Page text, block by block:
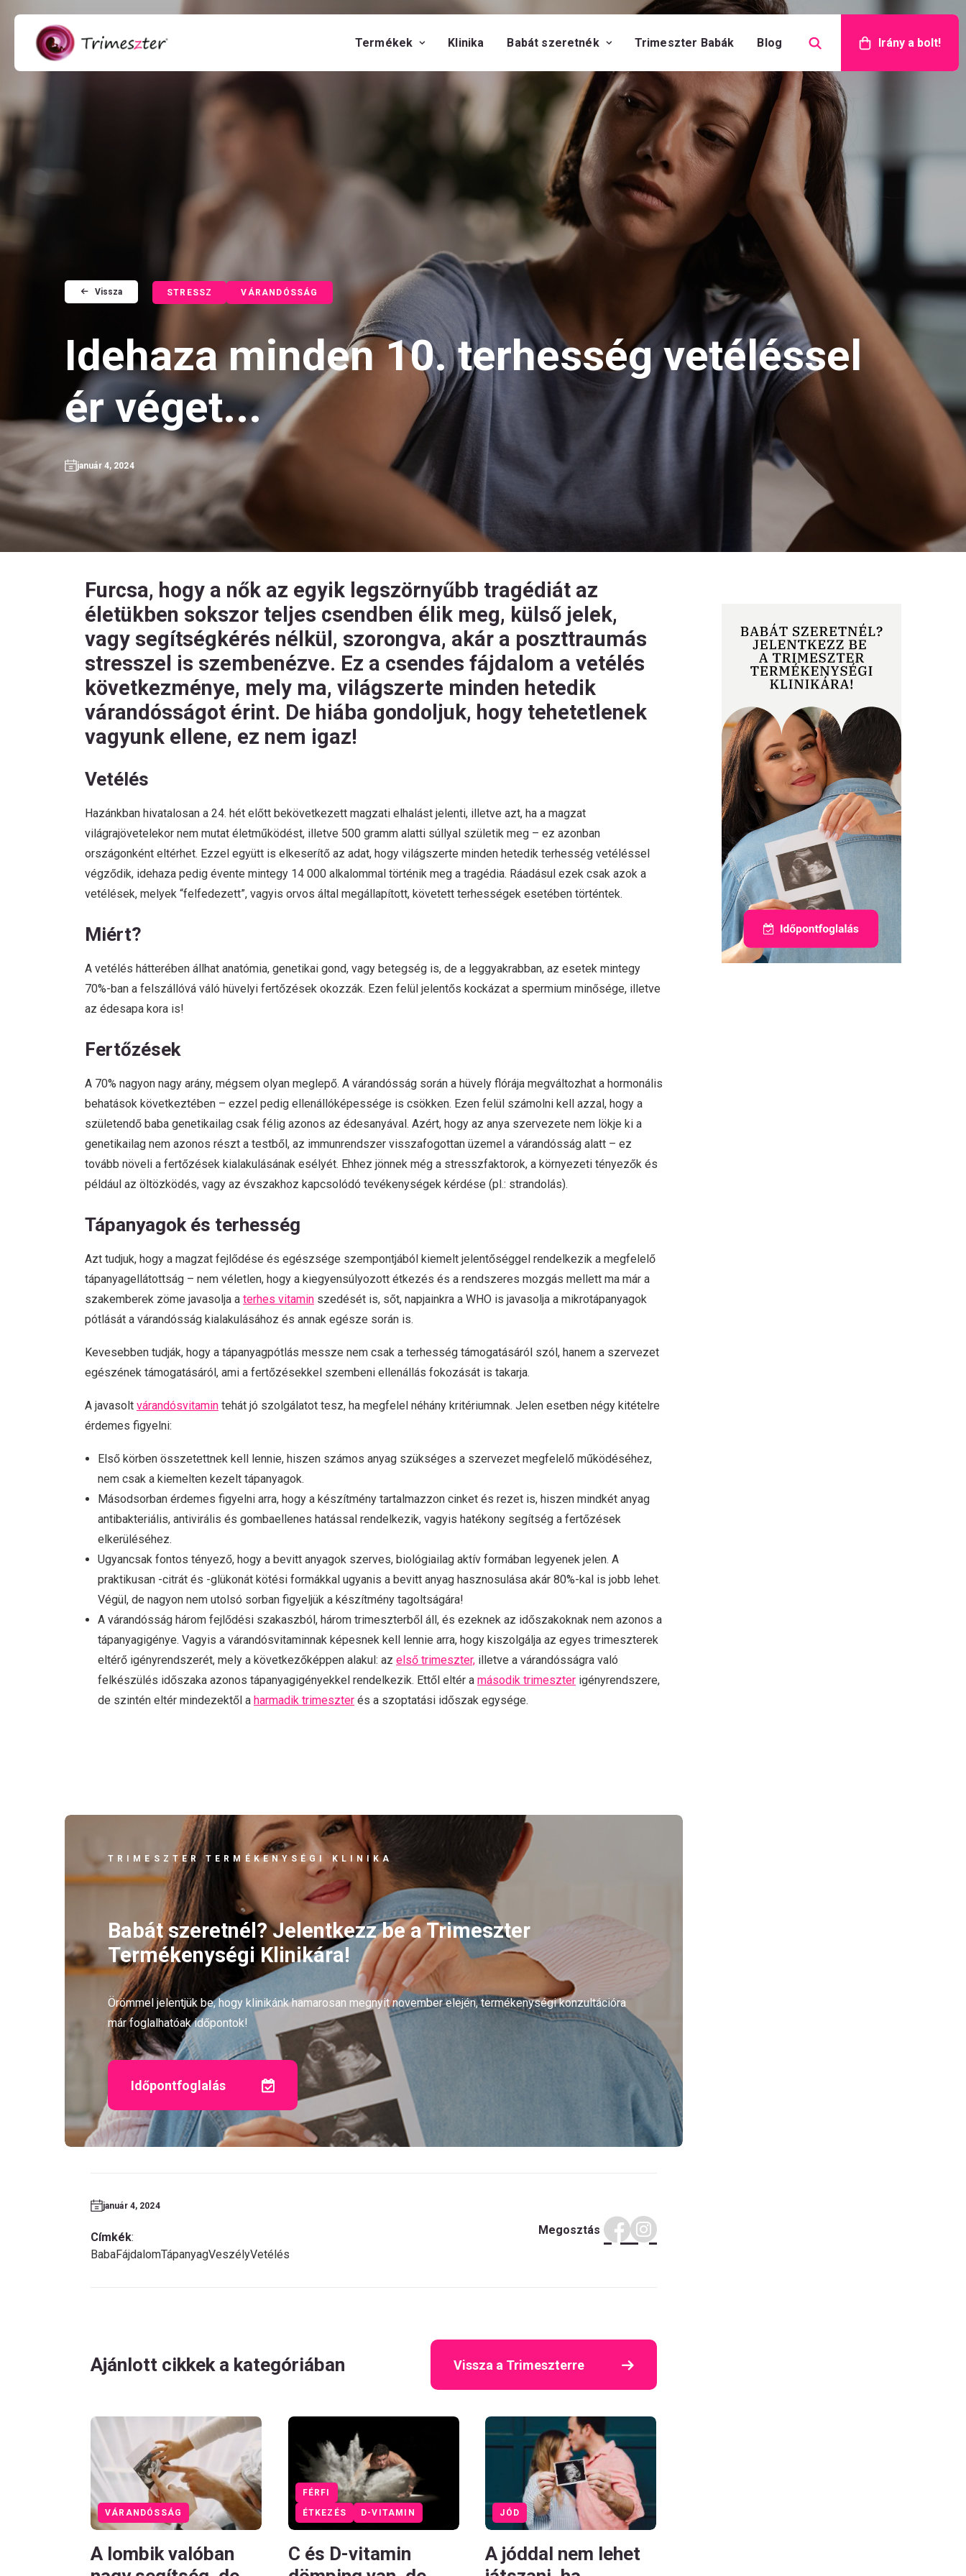
Termékek Klinika Babát szeretnék Trimeszter Babák Blog Irány a bolt!
Vissza STRESSZ VÁRANDÓSSÁG
Idehaza minden 10. terhesség vetéléssel
ér véget...
január 4, 2024
Furcsa, hogy a nők az egyik legszörnyűbb tragédiát az
életükben sokszor teljes csendben élik meg, külső jelek,
vagy segítségkérés nélkül, szorongva, akár a poszttraumás
stresszel is szembenézve. Ez a csendes fájdalom a vetélés
következménye, mely ma, világszerte minden hetedik
várandósságot érint. De hiába gondoljuk, hogy tehetetlenek
vagyunk ellene, ez nem igaz!
Vetélés
Hazánkban hivatalosan a 24. hét előtt bekövetkezett magzati elhalást jelenti, illetve azt, ha a magzat
világrajövetelekor nem mutat életműködést, illetve 500 gramm alatti súllyal születik meg – ez azonban
országonként eltérhet. Ezzel együtt is elkeserítő az adat, hogy világszerte minden hetedik terhesség vetéléssel
végződik, idehaza pedig évente mintegy 14 000 alkalommal történik meg a tragédia. Ráadásul ezek csak azok a
vetélések, melyek “felfedezett”, vagyis orvos által megállapított, követett terhességek esetében történtek.
Miért?
A vetélés hátterében állhat anatómia, genetikai gond, vagy betegség is, de a leggyakrabban, az esetek mintegy
70%-ban a felszállóvá váló hüvelyi fertőzések okozzák. Ezen felül jelentős kockázat a spermium minősége, illetve
az édesapa kora is!
Fertőzések
A 70% nagyon nagy arány, mégsem olyan meglepő. A várandósság során a hüvely flórája megváltozhat a hormonális
behatások következtében – ezzel pedig ellenállóképessége is csökken. Ezen felül számolni kell azzal, hogy a
születendő baba genetikailag csak félig azonos az édesanyával. Azért, hogy az anya szervezete nem lökje ki a
genetikailag nem azonos részt a testből, az immunrendszer visszafogottan üzemel a várandósság alatt – ez
tovább növeli a fertőzések kialakulásának esélyét. Ehhez jönnek még a stresszfaktorok, a környezeti tényezők és
például az öltözködés, vagy az évszakhoz kapcsolódó tevékenységek kérdése (pl.: strandolás).
Tápanyagok és terhesség
Azt tudjuk, hogy a magzat fejlődése és egészsége szempontjából kiemelt jelentőséggel rendelkezik a megfelelő
tápanyagellátottság – nem véletlen, hogy a kiegyensúlyozott étkezés és a rendszeres mozgás mellett ma már a
szakemberek zöme javasolja a terhes vitamin szedését is, sőt, napjainkra a WHO is javasolja a mikrotápanyagok
pótlását a várandósság kialakulásához és annak egésze során is.
Kevesebben tudják, hogy a tápanyagpótlás messze nem csak a terhesség támogatásáról szól, hanem a szervezet
egészének támogatásáról, ami a fertőzésekkel szembeni ellenállás fokozását is takarja.
A javasolt várandósvitamin tehát jó szolgálatot tesz, ha megfelel néhány kritériumnak. Jelen esetben négy kitételre
érdemes figyelni:
Első körben összetettnek kell lennie, hiszen számos anyag szükséges a szervezet megfelelő működéséhez,
nem csak a kiemelten kezelt tápanyagok.
Másodsorban érdemes figyelni arra, hogy a készítmény tartalmazzon cinket és rezet is, hiszen mindkét anyag
antibakteriális, antivirális és gombaellenes hatással rendelkezik, vagyis hatékony segítség a fertőzések
elkerüléséhez.
Ugyancsak fontos tényező, hogy a bevitt anyagok szerves, biológiailag aktív formában legyenek jelen. A
praktikusan -citrát és -glükonát kötési formákkal ugyanis a bevitt anyag hasznosulása akár 80%-kal is jobb lehet.
Végül, de nagyon nem utolsó sorban figyeljük a készítmény tagoltságára!
A várandósság három fejlődési szakaszból, három trimeszterből áll, és ezeknek az időszakoknak nem azonos a
tápanyagigénye. Vagyis a várandósvitaminnak képesnek kell lennie arra, hogy kiszolgálja az egyes trimeszterek
eltérő igényrendszerét, mely a következőképpen alakul: az első trimeszter, illetve a várandósságra való
felkészülés időszaka azonos tápanyagigényekkel rendelkezik. Ettől eltér a második trimeszter igényrendszere,
de szintén eltér mindezektől a harmadik trimeszter és a szoptatási időszak egysége.
TRIMESZTER TERMÉKENYSÉGI KLINIKA
Babát szeretnél? Jelentkezz be a Trimeszter
Termékenységi Klinikára!
Örömmel jelentjük be, hogy klinikánk hamarosan megnyit november elején, termékenységi konzultációra
már foglalhatóak időpontok!
Időpontfoglalás
január 4, 2024
Címkék:
BabaFájdalomTápanyagVeszélyVetélés
Megosztás
Ajánlott cikkek a kategóriában Vissza a Trimeszterre
VÁRANDÓSSÁG
A lombik valóban
ÉTKEZÉS D-VITAMIN
FÉRFI
C és D-vitamin
JÓD
A jóddal nem lehet